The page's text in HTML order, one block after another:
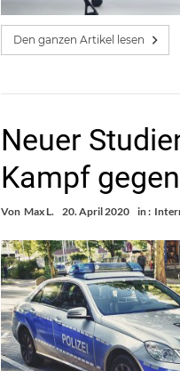
Den ganzen Artikel lesen
Neuer
Kampf
Von Max L. 20. April 2020 in :